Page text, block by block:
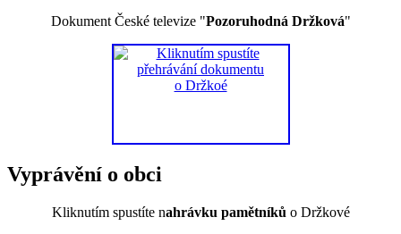
Dokument České televize "Pozoruhodná Držková"
Vyprávění o obci
Kliknutím spustíte nahrávku pamětníků o Držkové